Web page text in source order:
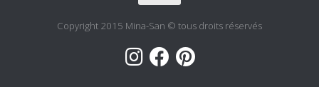
Copyright 2015 Mina-San © tous droits réservés